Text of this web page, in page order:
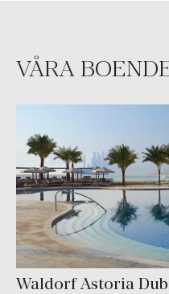
VÅRA
Waldorf Astoria